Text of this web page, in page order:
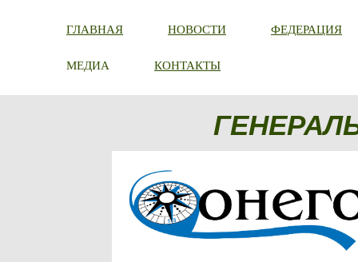
ГЛАВНАЯ НОВОСТИ ФЕДЕРАЦИЯ
МЕДИА КОНТАКТЫ